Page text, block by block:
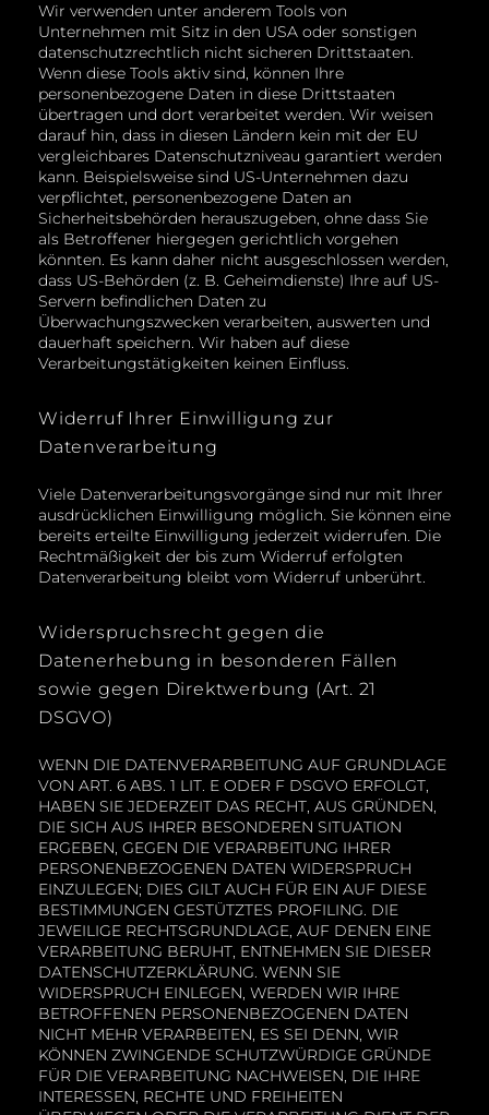
Wir verwenden unter anderem Tools von
Unternehmen mit Sitz in den USA oder sonstigen
datenschutzrechtlich nicht sicheren Drittstaaten.
Wenn diese Tools aktiv sind, können Ihre
personenbezogene Daten in diese Drittstaaten
übertragen und dort verarbeitet werden. Wir weisen
darauf hin, dass in diesen Ländern kein mit der EU
vergleichbares Datenschutzniveau garantiert werden
kann. Beispielsweise sind US-Unternehmen dazu
verpflichtet, personenbezogene Daten an
Sicherheitsbehörden herauszugeben, ohne dass Sie
als Betroffener hiergegen gerichtlich vorgehen
könnten. Es kann daher nicht ausgeschlossen werden,
dass US-Behörden (z. B. Geheimdienste) Ihre auf US-
Servern befindlichen Daten zu
Überwachungszwecken verarbeiten, auswerten und
dauerhaft speichern. Wir haben auf diese
Verarbeitungstätigkeiten keinen Einfluss.
Widerruf Ihrer Einwilligung zur
Datenverarbeitung
Viele Datenverarbeitungsvorgänge sind nur mit Ihrer
ausdrücklichen Einwilligung möglich. Sie können eine
bereits erteilte Einwilligung jederzeit widerrufen. Die
Rechtmäßigkeit der bis zum Widerruf erfolgten
Datenverarbeitung bleibt vom Widerruf unberührt.
Widerspruchsrecht gegen die
Datenerhebung in besonderen Fällen
sowie gegen Direktwerbung (Art. 21
DSGVO)
WENN DIE DATENVERARBEITUNG AUF GRUNDLAGE
VON ART. 6 ABS. 1 LIT. E ODER F DSGVO ERFOLGT,
HABEN SIE JEDERZEIT DAS RECHT, AUS GRÜNDEN,
DIE SICH AUS IHRER BESONDEREN SITUATION
ERGEBEN, GEGEN DIE VERARBEITUNG IHRER
PERSONENBEZOGENEN DATEN WIDERSPRUCH
EINZULEGEN; DIES GILT AUCH FÜR EIN AUF DIESE
BESTIMMUNGEN GESTÜTZTES PROFILING. DIE
JEWEILIGE RECHTSGRUNDLAGE, AUF DENEN EINE
VERARBEITUNG BERUHT, ENTNEHMEN SIE DIESER
DATENSCHUTZERKLÄRUNG. WENN SIE
WIDERSPRUCH EINLEGEN, WERDEN WIR IHRE
BETROFFENEN PERSONENBEZOGENEN DATEN
NICHT MEHR VERARBEITEN, ES SEI DENN, WIR
KÖNNEN ZWINGENDE SCHUTZWÜRDIGE GRÜNDE
FÜR DIE VERARBEITUNG NACHWEISEN, DIE IHRE
INTERESSEN, RECHTE UND FREIHEITEN